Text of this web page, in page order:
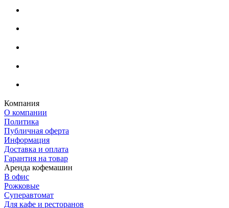
Компания
О компании
Политика
Публичная оферта
Информация
Доставка и оплата
Гарантия на товар
Аренда кофемашин
В офис
Рожковые
Суперавтомат
Для кафе и ресторанов